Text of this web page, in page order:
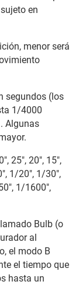
en
menor será
segundos (los
1/4000
Algunas
25", 20", 15",
1/20", 1/30",
1/1600",
Bulb (o
al
el modo B
el tiempo que
hasta un